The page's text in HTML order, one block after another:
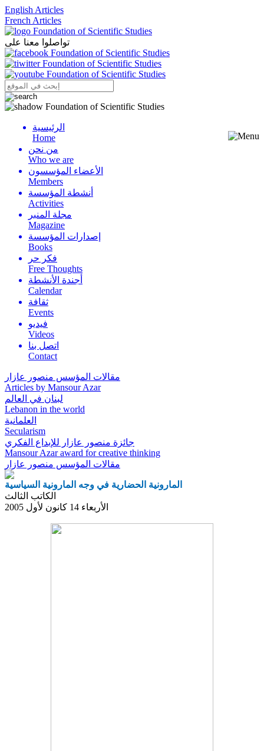
English Articles
French Articles
تواصلوا معنا على
Menu
الرئيسية
Home
من نحن
Who we are
الأعضاء المؤسسون
Members
أنشطة المؤسسة
Activities
مجلة المنبر
Magazine
إصدارات المؤسسة
Books
فكر حر
Free Thoughts
أجندة الأنشطة
Calendar
ثقافة
Events
فيديو
Videos
اتصل بنا
Contact
مقالات المؤسس منصور عازار
Articles by Mansour Azar
لبنان في العالم
Lebanon in the world
العلمانية
Secularism
جائزة منصور عازار للإبداع الفكري
Mansour Azar award for creative thinking
مقالات المؤسس منصور عازار
المارونية الحضارية في وجه المارونية السياسية
الكاتب الثالث
الأربعاء 14 كانون لأول 2005